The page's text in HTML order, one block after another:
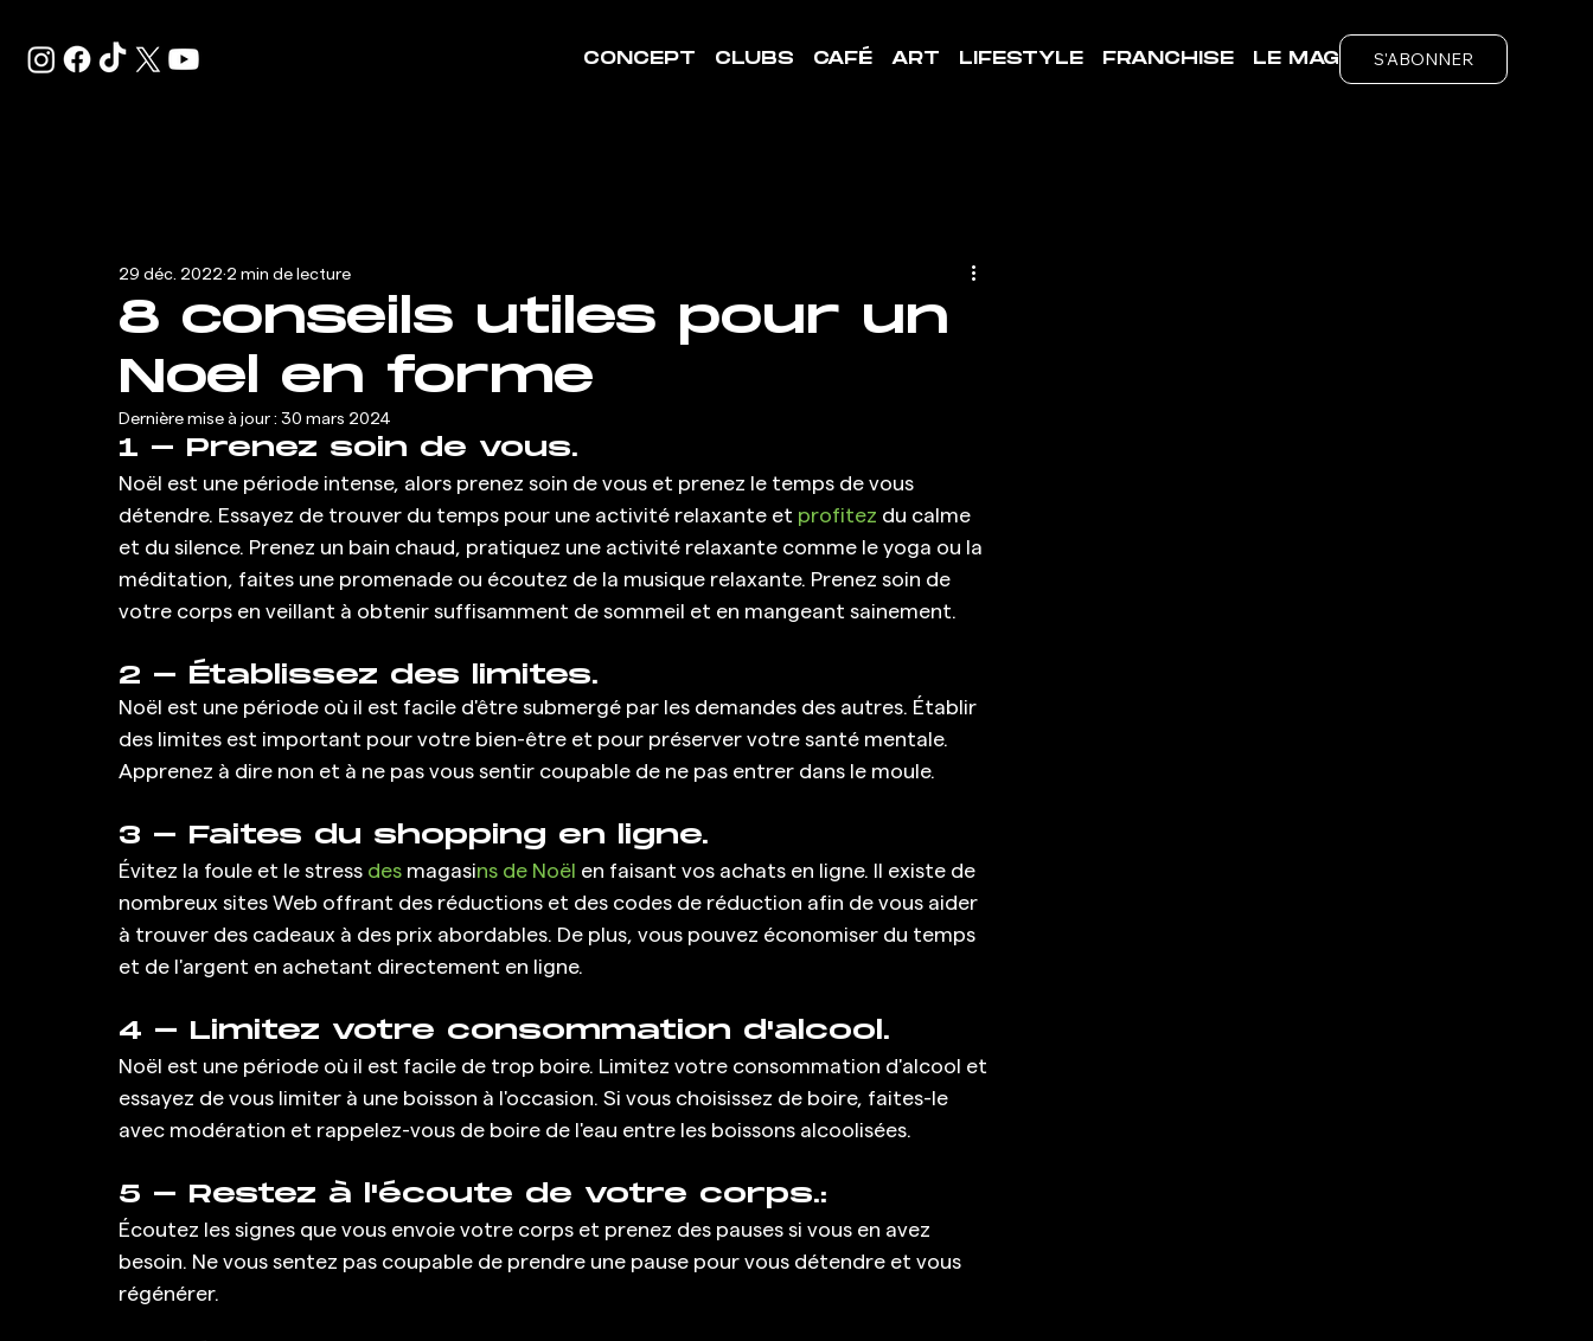
CONCEPT CLUBS CAFÉ ART LIFESTYLE FRANCHISE LE MAG S'ABONNER
8 conseils utiles pour un
Noel en forme
29 déc. 2022 2 min de lecture
Dernière mise à jour : 30 mars 2024
1 - Prenez soin de vous.
Noël est une période intense, alors prenez soin de vous et prenez le temps de vous
détendre. Essayez de trouver du temps pour une activité relaxante et profitez du calme
et du silence. Prenez un bain chaud, pratiquez une activité relaxante comme le yoga ou la
méditation, faites une promenade ou écoutez de la musique relaxante. Prenez soin de
votre corps en veillant à obtenir suffisamment de sommeil et en mangeant sainement.
2 - Établissez des limites.
Noël est une période où il est facile d'être submergé par les demandes des autres. Établir
des limites est important pour votre bien-être et pour préserver votre santé mentale.
Apprenez à dire non et à ne pas vous sentir coupable de ne pas entrer dans le moule.
3 - Faites du shopping en ligne.
Évitez la foule et le stress des magasins de Noël en faisant vos achats en ligne. Il existe de
nombreux sites Web offrant des réductions et des codes de réduction afin de vous aider
à trouver des cadeaux à des prix abordables. De plus, vous pouvez économiser du temps
et de l'argent en achetant directement en ligne.
4 - Limitez votre consommation d'alcool.
Noël est une période où il est facile de trop boire. Limitez votre consommation d'alcool et
essayez de vous limiter à une boisson à l'occasion. Si vous choisissez de boire, faites-le
avec modération et rappelez-vous de boire de l'eau entre les boissons alcoolisées.
5 - Restez à l'écoute de votre corps.:
Écoutez les signes que vous envoie votre corps et prenez des pauses si vous en avez
besoin. Ne vous sentez pas coupable de prendre une pause pour vous détendre et vous
régénérer.